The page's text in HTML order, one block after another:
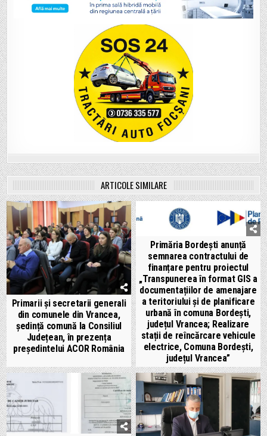
ARTICOLE SIMILARE
Primarii și secretarii generali
din comunele din Vrancea,
ședință comună la Consiliul
Județean, în prezența
președintelui ACOR România
Primăria Bordești anunță
semnarea contractului de
finanțare pentru proiectul
„Transpunerea în format GIS a
documentațiilor de amenajare
a teritoriului și de planificare
urbană în comuna Bordești,
județul Vrancea; Realizare
stații de reîncărcare vehicule
electrice, Comuna Bordești,
județul Vrancea”